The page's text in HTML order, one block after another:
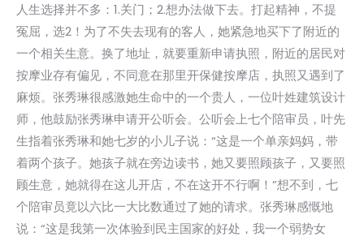
人生选择并不多：1.关门；2.想办法做下去。打起精神，不提
冤屈，选2！为了不失去现有的客人，她紧急地买下了附近的
一个相关生意。换了地址，就要重新申请执照，附近的居民对
按摩业存有偏见，不同意在那里开保健按摩店，执照又遇到了
麻烦。张秀琳很感激她生命中的一个贵人，一位叶姓建筑设计
师，他鼓励张秀琳申请开公听会。公听会上七个陪审员，叶先
生指着张秀琳和她七岁的小儿子说：“这是一个单亲妈妈，带
着两个孩子。她孩子就在旁边读书，她又要照顾孩子，又要照
顾生意，她就得在这儿开店，不在这开不行啊！”想不到，七
个陪审员竟以六比一大比数通过了她的请求。张秀琳感慨地
说：“这是我第一次体验到民主国家的好处，我一个弱势女